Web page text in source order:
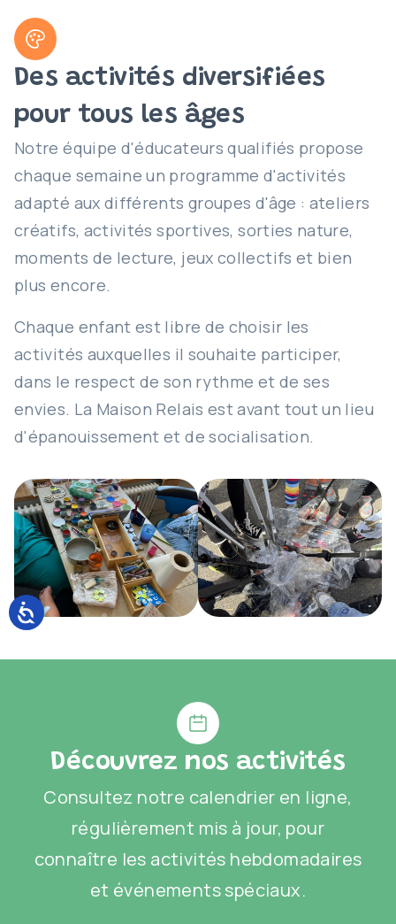
Des activités diversifiées
pour tous les âges
Notre équipe d'éducateurs qualifiés propose
chaque semaine un programme d'activités
adapté aux différents groupes d'âge : ateliers
créatifs, activités sportives, sorties nature,
moments de lecture, jeux collectifs et bien
plus encore.
Chaque enfant est libre de choisir les
activités auxquelles il souhaite participer,
dans le respect de son rythme et de ses
envies. La Maison Relais est avant tout un lieu
d'épanouissement et de socialisation.
Découvrez nos activités
Consultez notre calendrier en ligne,
régulièrement mis à jour, pour
connaître les activités hebdomadaires
et événements spéciaux.